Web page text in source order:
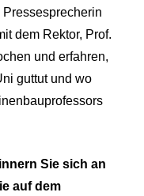
dem Rektor, Prof.
und erfahren,
guttut und wo
Sie sich an
auf dem